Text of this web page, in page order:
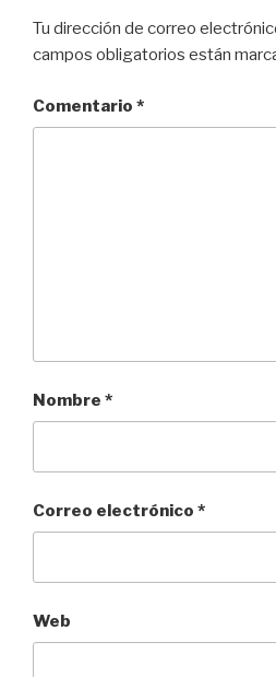
Tu dirección de correo
campos obligatorios están
Comentario *
Nombre *
Correo electrónico *
Web